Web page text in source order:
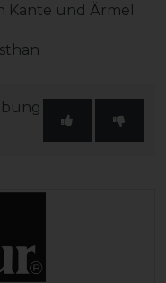
Kante und Ärmel